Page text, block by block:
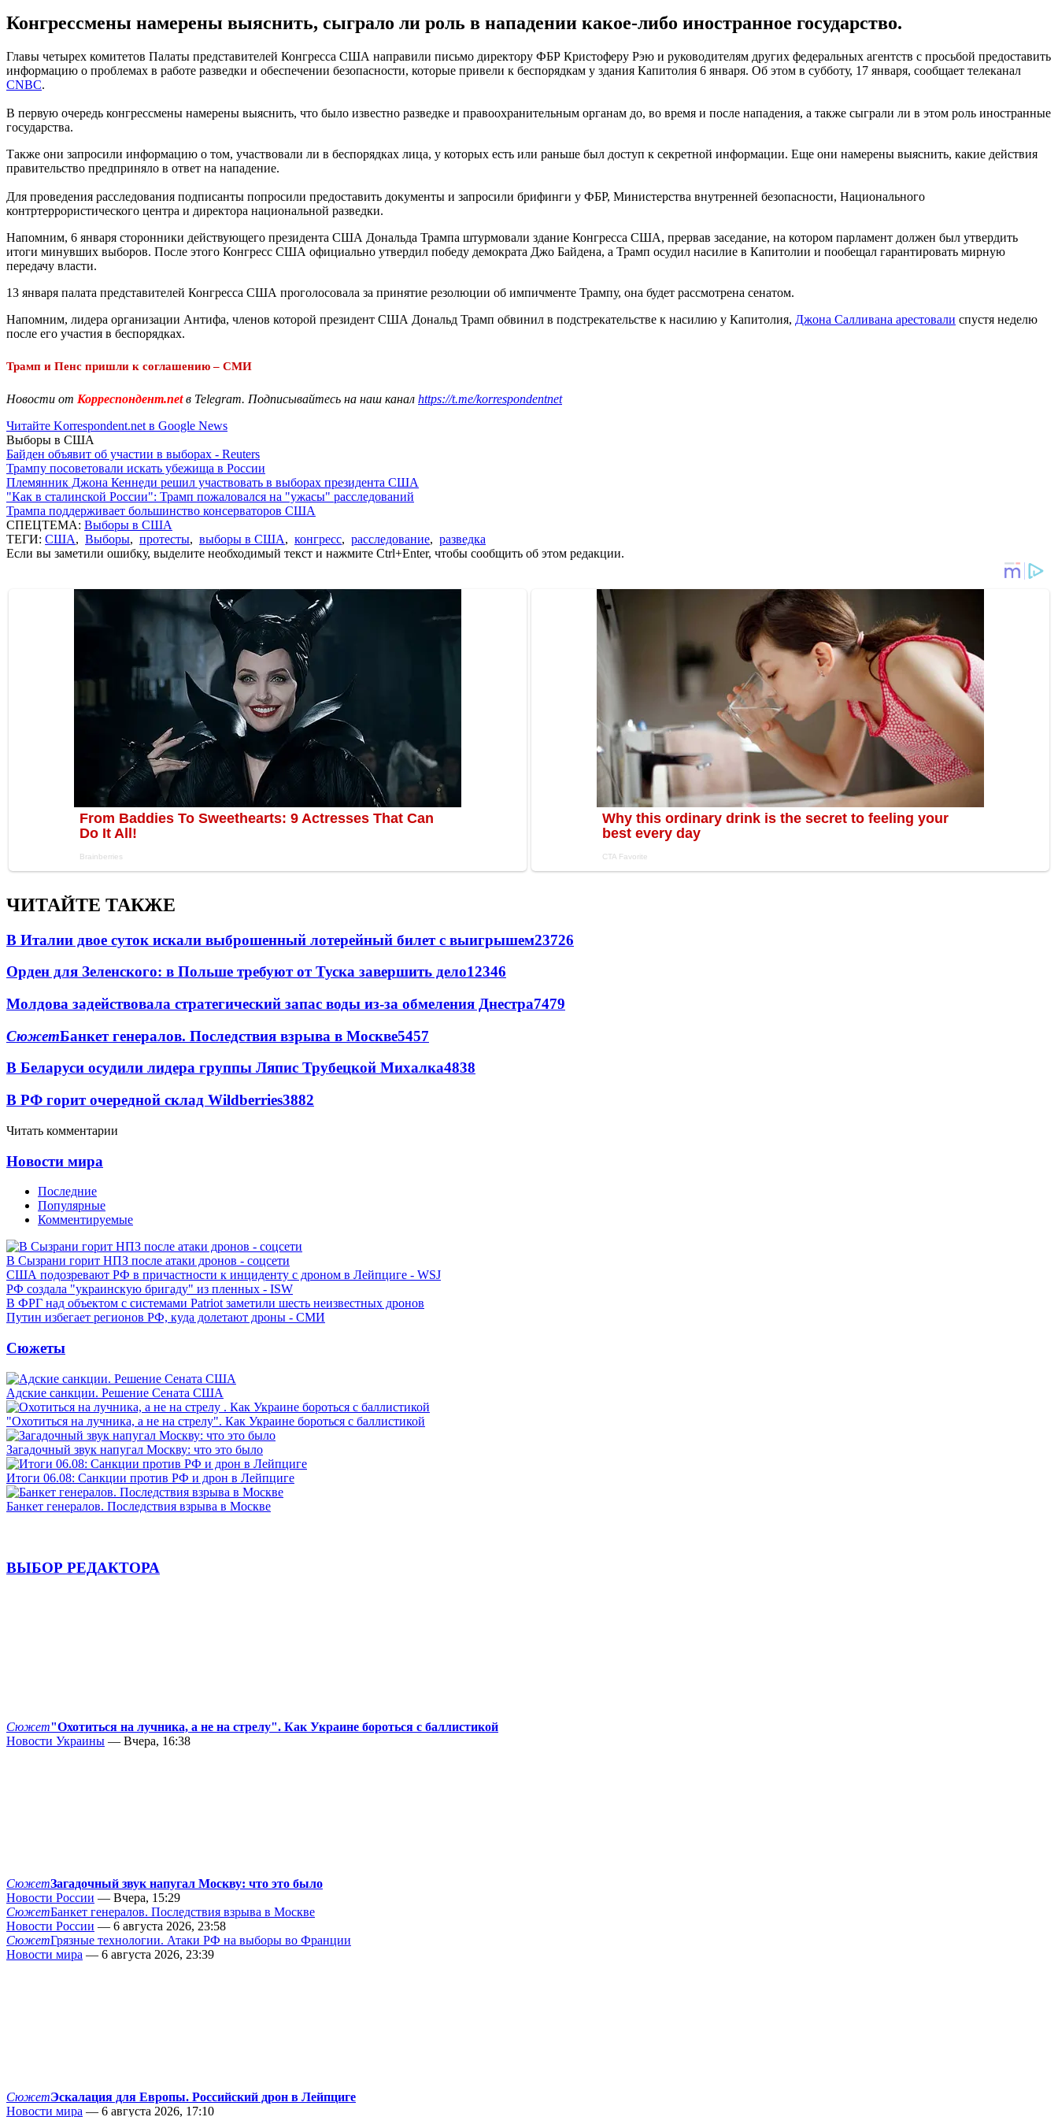
Конгрессмены намерены выяснить, сыграло ли роль в нападении какое-либо иностранное государство.
Главы четырех комитетов Палаты представителей Конгресса США направили письмо директору ФБР Кристоферу Рэю и руководителям других федеральных агентств с просьбой предоставить
информацию о проблемах в работе разведки и обеспечении безопасности, которые привели к беспорядкам у здания Капитолия 6 января. Об этом в субботу, 17 января, сообщает телеканал
CNBC.
В первую очередь конгрессмены намерены выяснить, что было известно разведке и правоохранительным органам до, во время и после нападения, а также сыграли ли в этом роль иностранные
государства.
Также они запросили информацию о том, участвовали ли в беспорядках лица, у которых есть или раньше был доступ к секретной информации. Еще они намерены выяснить, какие действия
правительство предприняло в ответ на нападение.
Для проведения расследования подписанты попросили предоставить документы и запросили брифинги у ФБР, Министерства внутренней безопасности, Национального
контртеррористического центра и директора национальной разведки.
Напомним, 6 января сторонники действующего президента США Дональда Трампа штурмовали здание Конгресса США, прервав заседание, на котором парламент должен был утвердить
итоги минувших выборов. После этого Конгресс США официально утвердил победу демократа Джо Байдена, а Трамп осудил насилие в Капитолии и пообещал гарантировать мирную
передачу власти.
13 января палата представителей Конгресса США проголосовала за принятие резолюции об импичменте Трампу, она будет рассмотрена сенатом.
Напомним, лидера организации Антифа, членов которой президент США Дональд Трамп обвинил в подстрекательстве к насилию у Капитолия, Джона Салливана арестовали спустя неделю
после его участия в беспорядках.
Трамп и Пенс пришли к соглашению – СМИ
Новости от Корреспондент.netв Telegram. Подписывайтесь на наш канал https://t.me/korrespondentnet
Читайте Korrespondent.net в Google News
Выборы в США
Байден объявит об участии в выборах - Reuters
Трампу посоветовали искать убежища в России
Племянник Джона Кеннеди решил участвовать в выборах президента США
"Как в сталинской России": Трамп пожаловался на "ужасы" расследований
Трампа поддерживает большинство консерваторов США
СПЕЦТЕМА: Выборы в США
ТЕГИ: США, Выборы, протесты, выборы в США, конгресс, расследование, разведка
Если вы заметили ошибку, выделите необходимый текст и нажмите Ctrl+Enter, чтобы сообщить об этом редакции.
ЧИТАЙТЕ ТАКЖЕ
В Италии двое суток искали выброшенный лотерейный билет с выигрышем23726
Орден для Зеленского: в Польше требуют от Туска завершить дело12346
Молдова задействовала стратегический запас воды из-за обмеления Днестра7479
СюжетБанкет генералов. Последствия взрыва в Москве5457
В Беларуси осудили лидера группы Ляпис Трубецкой Михалка4838
В РФ горит очередной склад Wildberries3882
Читать комментарии
Новости мира
Последние
Популярные
Комментируемые
В Сызрани горит НПЗ после атаки дронов - соцсети
США подозревают РФ в причастности к инциденту с дроном в Лейпциге - WSJ
РФ создала "украинскую бригаду" из пленных - ISW
В ФРГ над объектом с системами Patriot заметили шесть неизвестных дронов
Путин избегает регионов РФ, куда долетают дроны - СМИ
Сюжеты
Адские санкции. Решение Сената США
"Охотиться на лучника, а не на стрелу". Как Украине бороться с баллистикой
Загадочный звук напугал Москву: что это было
Итоги 06.08: Санкции против РФ и дрон в Лейпциге
Банкет генералов. Последствия взрыва в Москве
ВЫБОР РЕДАКТОРА
Сюжет"Охотиться на лучника, а не на стрелу". Как Украине бороться с баллистикой
Новости Украины — Вчера, 16:38
СюжетЗагадочный звук напугал Москву: что это было
Новости России — Вчера, 15:29
СюжетБанкет генералов. Последствия взрыва в Москве
Новости России — 6 августа 2026, 23:58
СюжетГрязные технологии. Атаки РФ на выборы во Франции
Новости мира — 6 августа 2026, 23:39
СюжетЭскалация для Европы. Российский дрон в Лейпциге
Новости мира — 6 августа 2026, 17:10